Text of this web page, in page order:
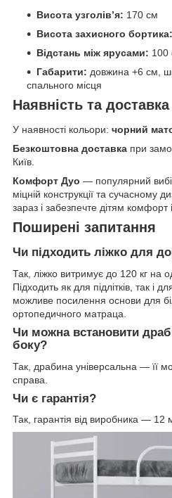
Висота узголів’я: 170 см
Висота захисного бортика:
Відстань між ярусами: 100
Габарити: довжина +6 см,
спального місця
Наявність та доставка
У наявності кольори: чорний
Безкоштовна доставка при
Київ.
Комфорт Дуо — популярний
міцній конструкції та сучасному
зараз і забезпечте дітям комфорт
Поширені запитання
Чи підходить ліжко для
Так, ліжко витримує до 120 кг на
Підходить як для підлітків, так і
можливе посилення основи для
ортопедичного матраца.
Чи можна встановити
боку?
Так, драбина універсальна — її
справа.
Чи є гарантія?
Так, гарантія від виробника — 12